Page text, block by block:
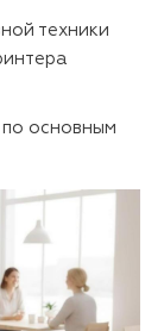
техники
основным